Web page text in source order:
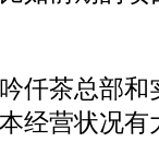
茶总部和
经营状况有